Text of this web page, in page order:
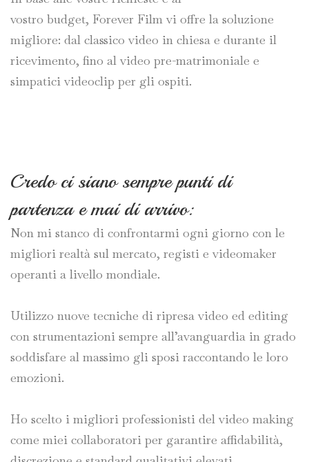
vostro budget, Forever Film vi offre la soluzione
migliore: dal classico video in chiesa e durante il
ricevimento, fino al video pre-matrimoniale e
simpatici videoclip per gli ospiti.
Credo ci siano sempre punti di
partenza e mai di arrivo:
Non mi stanco di confrontarmi ogni giorno con le
migliori realtà sul mercato, registi e videomaker
operanti a livello mondiale.
Utilizzo nuove tecniche di ripresa video ed editing
con strumentazioni sempre all’avanguardia in grado
soddisfare al massimo gli sposi raccontando le loro
emozioni.
Ho scelto i migliori professionisti del video making
come miei collaboratori per garantire affidabilità,